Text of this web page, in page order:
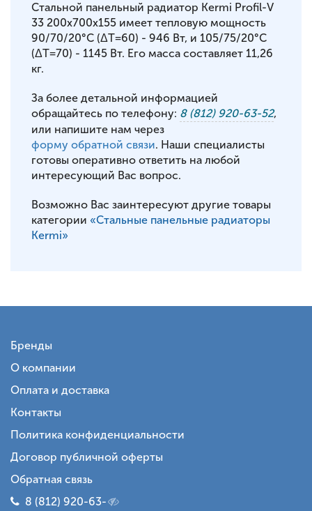
Стальной панельный радиатор Kermi Profil-V
33 200x700x155 имеет тепловую мощность
90/70/20°С (ΔT=60) - 946 Вт, и 105/75/20°С
(ΔT=70) - 1145 Вт. Его масса составляет 11,26
кг.
За более детальной информацией
обращайтесь по телефону: 8 (812) 920-63-52,
или напишите нам через
форму обратной связи. Наши специалисты
готовы оперативно ответить на любой
интересующий Вас вопрос.
Возможно Вас заинтересуют другие товары
категории «Стальные панельные радиаторы
Kermi»
Бренды
О компании
Оплата и доставка
Контакты
Политика конфиденциальности
Договор публичной оферты
Обратная связь
8 (812) 920-63-